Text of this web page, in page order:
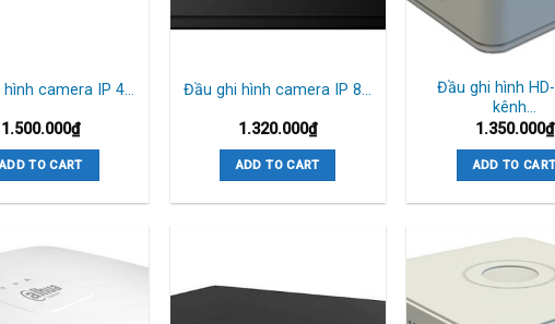
camera IP 4…
1.500.000₫
TO CART
Đầu ghi hình camera IP 8…
1.320.000₫
ADD TO CART
Đầu ghi hình
kênh…
1.350.000₫
ADD TO